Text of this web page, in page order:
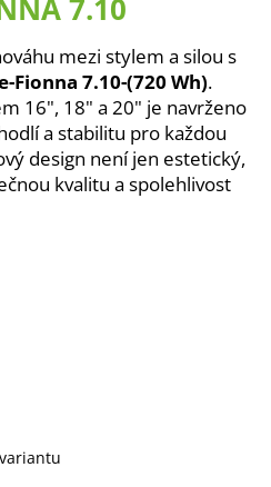
7.10
mezi stylem a silou s
Fionna 7.10-(720 Wh).
16", 18" a 20" je navrženo
a stabilitu pro každou
design není jen estetický,
kvalitu a spolehlivost